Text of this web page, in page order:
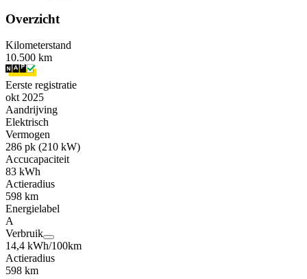
Overzicht
Kilometerstand
10.500 km
Eerste registratie
okt 2025
Aandrijving
Elektrisch
Vermogen
286 pk (210 kW)
Accucapaciteit
83 kWh
Actieradius
598 km
Energielabel
A
Verbruik
14,4 kWh/100km
Actieradius
598 km